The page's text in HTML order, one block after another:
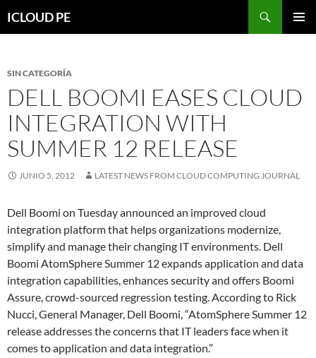
hacia
ICLOUD PE
SIN CATEGORÍA
DELL BOOMI EASES CLOUD
INTEGRATION WITH
SUMMER 12 RELEASE
JUNIO 5, 2012 LATEST NEWS FROM CLOUD COMPUTING JOURNAL
Dell Boomi on Tuesday announced an improved cloud
integration platform that helps organizations modernize,
simplify and manage their changing IT environments. Dell
Boomi AtomSphere Summer 12 expands application and data
integration capabilities, enhances security and offers Boomi
Assure, crowd-sourced regression testing. According to Rick
Nucci, General Manager, Dell Boomi, “AtomSphere Summer 12
release addresses the concerns that IT leaders face when it
comes to application and data integration.”